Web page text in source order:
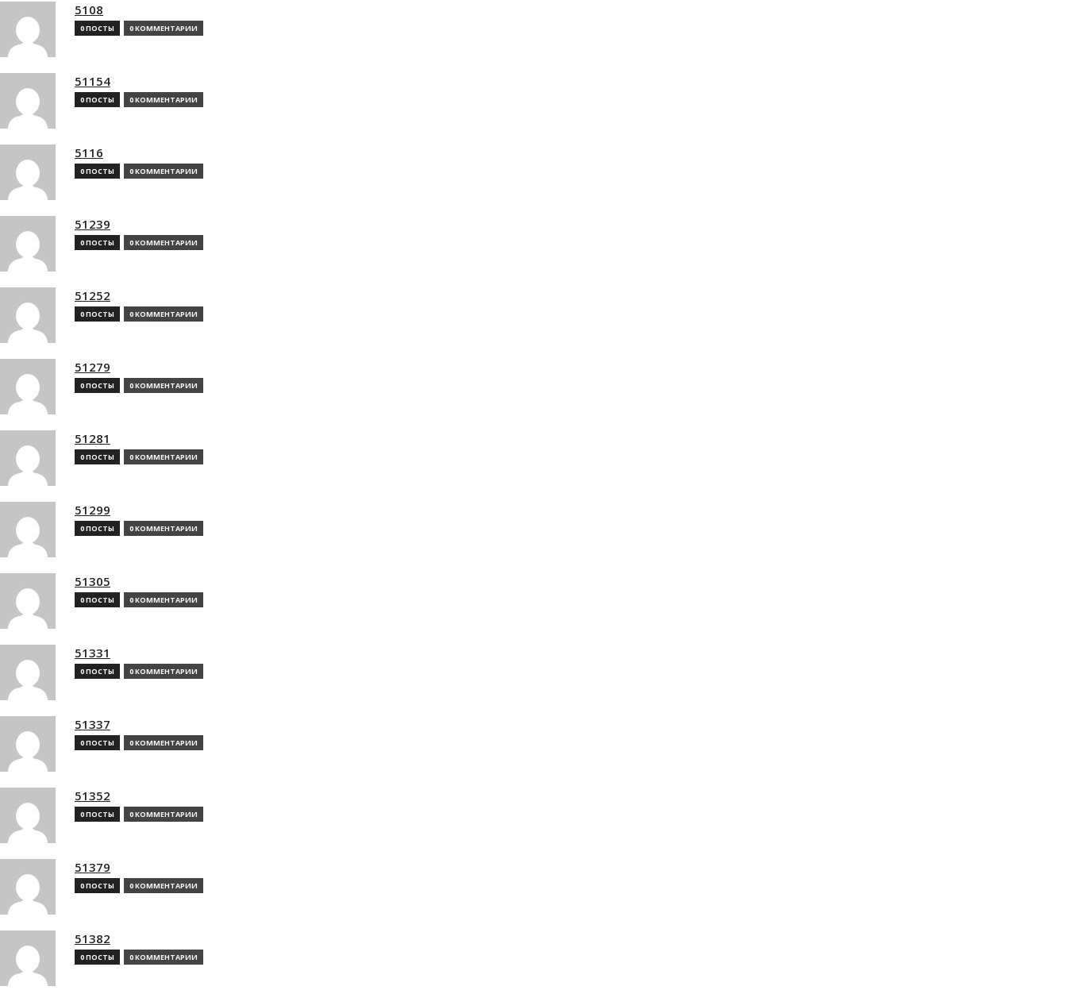
5108
0 ПОСТЫ 0 КОММЕНТАРИИ
51154
0 ПОСТЫ 0 КОММЕНТАРИИ
5116
0 ПОСТЫ 0 КОММЕНТАРИИ
51239
0 ПОСТЫ 0 КОММЕНТАРИИ
51252
0 ПОСТЫ 0 КОММЕНТАРИИ
51279
0 ПОСТЫ 0 КОММЕНТАРИИ
51281
0 ПОСТЫ 0 КОММЕНТАРИИ
51299
0 ПОСТЫ 0 КОММЕНТАРИИ
51305
0 ПОСТЫ 0 КОММЕНТАРИИ
51331
0 ПОСТЫ 0 КОММЕНТАРИИ
51337
0 ПОСТЫ 0 КОММЕНТАРИИ
51352
0 ПОСТЫ 0 КОММЕНТАРИИ
51379
0 ПОСТЫ 0 КОММЕНТАРИИ
51382
0 ПОСТЫ 0 КОММЕНТАРИИ